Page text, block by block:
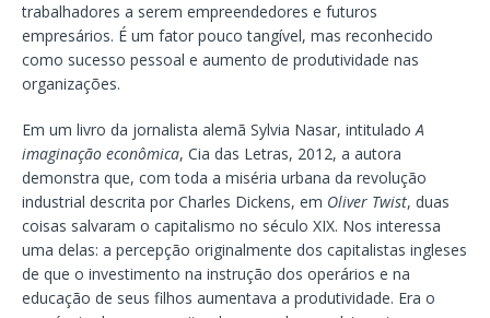
trabalhadores a serem empreendedores e futuros
empresários. É um fator pouco tangível, mas reconhecido
como sucesso pessoal e aumento de produtividade nas
organizações.
Em um livro da jornalista alemã Sylvia Nasar, intituladoA
imaginação econômica, Cia das Letras, 2012, a autora
demonstra que, com toda a miséria urbana da revolução
industrial descrita por Charles Dickens, em Oliver Twist, duas
coisas salvaram o capitalismo no século XIX. Nos interessa
uma delas: a percepção originalmente dos capitalistas ingleses
de que o investimento na instrução dos operários e na
educação de seus filhos aumentava a produtividade. Era o